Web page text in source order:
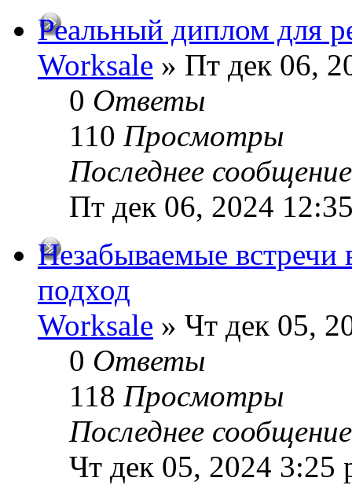
Реальный диплом для
Worksale » Пт дек 06,
0 Ответы
110 Просмотры
Последнее
Пт дек 06, 2024
Незабываемые
подход
Worksale » Чт дек 05,
0 Ответы
118 Просмотры
Последнее
Чт дек 05, 2024 3:25